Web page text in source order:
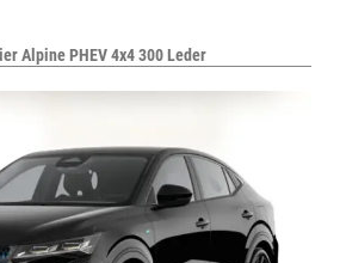
Alpine PHEV 4x4 300 Leder